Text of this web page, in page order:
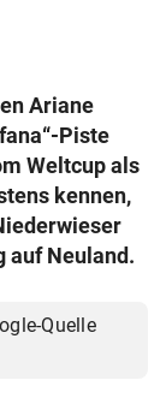
Ariane
Piste
Weltcup als
kennen,
auf Neuland.
Quelle